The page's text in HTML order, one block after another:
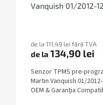
Vanquish 01/2012-
de la 111,49 lei fără TVA
de la 134,90 lei
Senzor TPMS pre-
Martin Vanquish 01/
OEM & Garanția